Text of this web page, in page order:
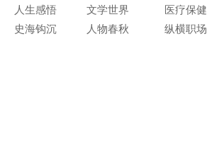
人生感悟
文学世界
史海钩沉
人物春秋
医疗保健
纵横职场